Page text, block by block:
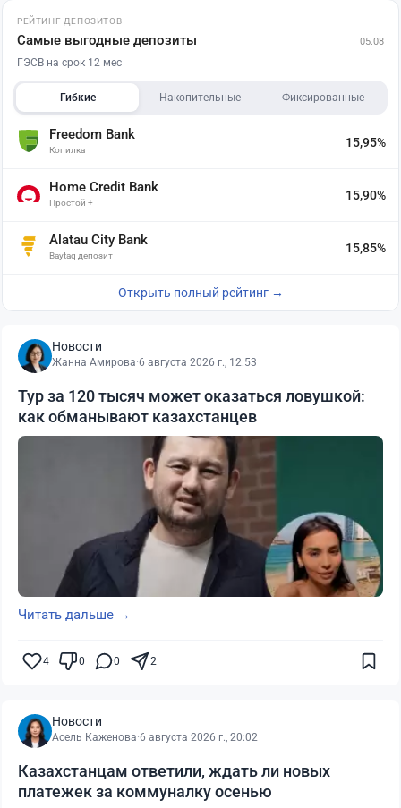
РЕЙТИНГ ДЕПОЗИТОВ
Самые выгодные депозиты 05.08
ГЭСВ на срок 12 мес
Гибкие Накопительные Фиксированные
Freedom Bank
Копилка
15,95%
Home Credit Bank
Простой +
15,90%
Alatau City Bank
Baytaq депозит
15,85%
Открыть полный рейтинг →
Новости
Жанна Амирова·6 августа 2026 г., 12:53
Тур за 120 тысяч может оказаться ловушкой:
как обманывают казахстанцев
Читать дальше →
4 0 0 2
Новости
Асель Каженова·6 августа 2026 г., 20:02
Казахстанцам ответили, ждать ли новых
платежек за коммуналку осенью